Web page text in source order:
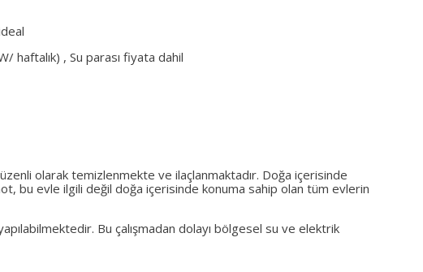
haftalık) , Su parası fiyata dahil
olarak temizlenmekte ve ilaçlanmaktadır. Doğa içerisinde
bu evle ilgili değil doğa içerisinde konuma sahip olan tüm evlerin
Bu çalışmadan dolayı bölgesel su ve elektrik